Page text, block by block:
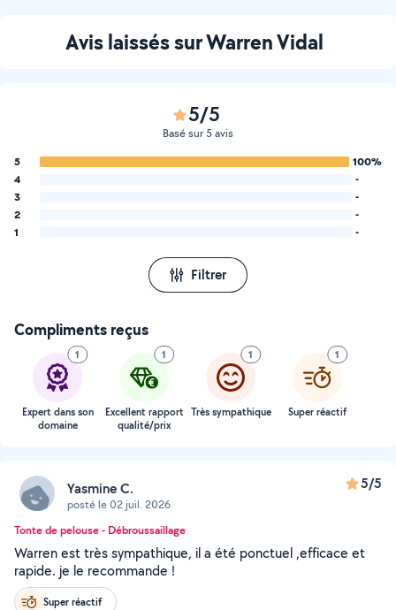
Avis laissés sur Warren Vidal
5/5
Basé sur 5 avis
5
100%
4
-
3
-
2
-
1
-
Filtrer
Compliments reçus
1
Expert dans son
domaine
1
Excellent rapport
qualité/prix
1
Très sympathique
1
Super réactif
Yasmine C.
posté le 02 juil. 2026
5/5
Tonte de pelouse - Débroussaillage
Warren est très sympathique, il a été ponctuel ,efficace et
rapide. je le recommande !
Super réactif